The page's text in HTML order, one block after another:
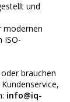
und
modernen
ISO-
brauchen
info@iq-